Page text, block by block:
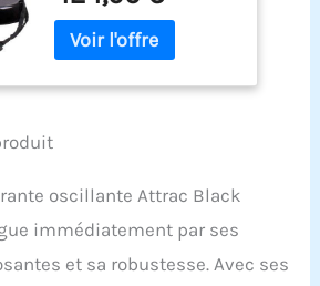
offert / Functional
Fitness
oscillante Attrac Black
immédiatement par ses
et sa robustesse. Avec ses